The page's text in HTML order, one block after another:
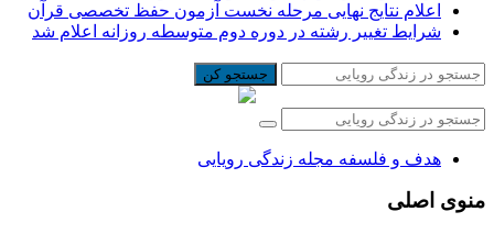
اعلام نتایج نهایی مرحله نخست آزمون حفظ تخصصی قرآن
شرایط تغییر رشته در دوره دوم متوسطه روزانه اعلام شد
جستجو کن
هدف و فلسفه مجله زندگی رویایی
منوی اصلی